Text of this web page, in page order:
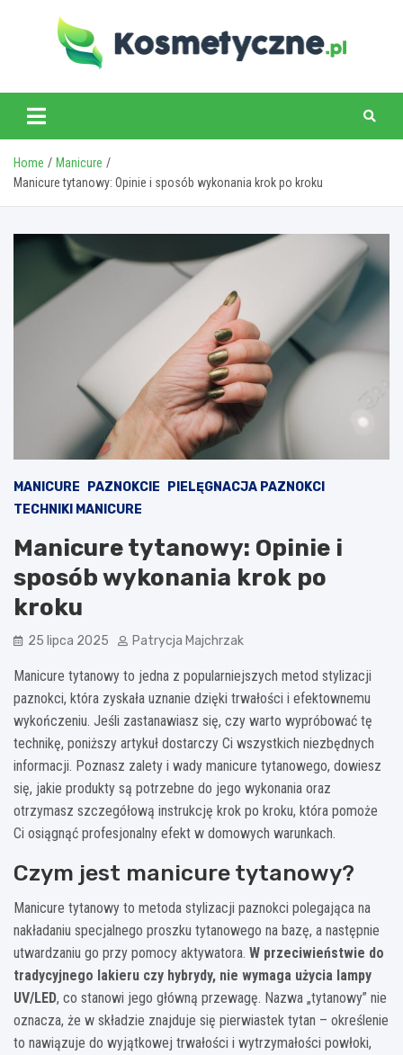
www.kosmetyczne.pl
Home
Manicure
Manicure tytanowy: Opinie i sposób wykonania krok po kroku
MANICURE PAZNOKCIE
PIELĘGNACJA PAZNOKCI
TECHNIKI MANICURE
Manicure tytanowy: Opinie i
sposób wykonania krok po
kroku
25 lipca 2025 Patrycja Majchrzak
Manicure tytanowy to jedna z popularniejszych metod stylizacji
paznokci, która zyskała uznanie dzięki trwałości i efektownemu
wykończeniu. Jeśli zastanawiasz się, czy warto wypróbować tę
technikę, poniższy artykuł dostarczy Ci wszystkich niezbędnych
informacji. Poznasz zalety i wady manicure tytanowego, dowiesz
się, jakie produkty są potrzebne do jego wykonania oraz
otrzymasz szczegółową instrukcję krok po kroku, która pomoże
Ci osiągnąć profesjonalny efekt w domowych warunkach.
Czym jest manicure tytanowy?
Manicure tytanowy to metoda stylizacji paznokci polegająca na
nakładaniu specjalnego proszku tytanowego na bazę, a następnie
utwardzaniu go przy pomocy aktywatora. W przeciwieństwie do
tradycyjnego lakieru czy hybrydy, nie wymaga użycia lampy
UV/LED, co stanowi jego główną przewagę. Nazwa „tytanowy” nie
oznacza, że w składzie znajduje się pierwiastek tytan – określenie
to nawiązuje do wyjątkowej trwałości i wytrzymałości powłoki,